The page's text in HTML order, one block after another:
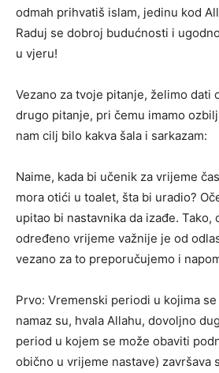
odmah prihvatiš islam, jedinu kod
Raduj se dobroj budućnosti i
u vjeru!
Vezano za tvoje pitanje, želimo dati
drugo pitanje, pri čemu imamo
nam cilj bilo kakva šala i sarkazam:
Naime, kada bi učenik za vrijeme
mora otići u toalet, šta bi uradio?
upitao bi nastavnika da izađe. Tako,
određeno vrijeme važnije je od
vezano za to preporučujemo i
Prvo: Vremenski periodi u kojima
namaz su, hvala Allahu, dovoljno
period u kojem se može obaviti
obično u vrijeme nastave) završava